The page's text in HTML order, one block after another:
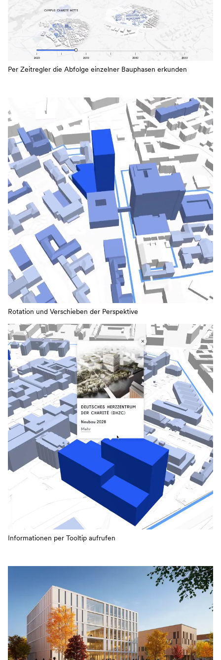
Per Zeitregler die Abfolge einzelner Bauphasen erkunden
Rotation und Verschieben der Perspektive
Informationen per Tooltip aufrufen